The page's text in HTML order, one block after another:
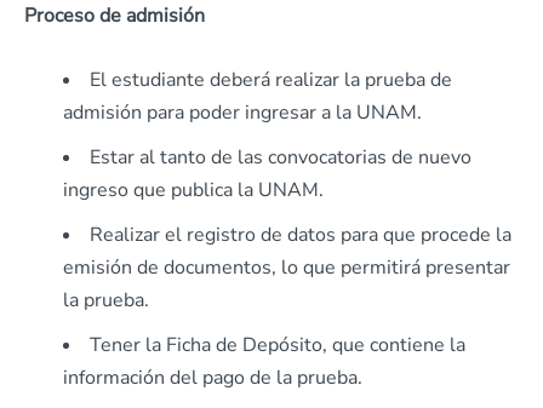
Proceso de admisión
El estudiante deberá realizar la prueba de
admisión para poder ingresar a la UNAM.
Estar al tanto de las convocatorias de nuevo
ingreso que publica la UNAM.
Realizar el registro de datos para que procede la
emisión de documentos, lo que permitirá presentar
la prueba.
Tener la Ficha de Depósito, que contiene la
información del pago de la prueba.